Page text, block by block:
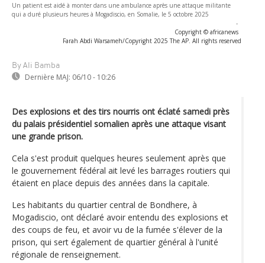
Un patient est aidé à monter dans une ambulance après une attaque militante
qui a duré plusieurs heures à Mogadiscio, en Somalie, le 5 octobre 2025
-
Copyright © africanews
Farah Abdi Warsameh/Copyright 2025 The AP. All rights reserved
By Ali Bamba
Dernière MAJ: 06/10 - 10:26
Des explosions et des tirs nourris ont éclaté samedi près
du palais présidentiel somalien après une attaque visant
une grande prison.
Cela s'est produit quelques heures seulement après que
le gouvernement fédéral ait levé les barrages routiers qui
étaient en place depuis des années dans la capitale.
Les habitants du quartier central de Bondhere, à
Mogadiscio, ont déclaré avoir entendu des explosions et
des coups de feu, et avoir vu de la fumée s'élever de la
prison, qui sert également de quartier général à l'unité
régionale de renseignement.